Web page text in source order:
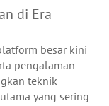
di Era
besar kini
pengalaman
teknik
yang sering